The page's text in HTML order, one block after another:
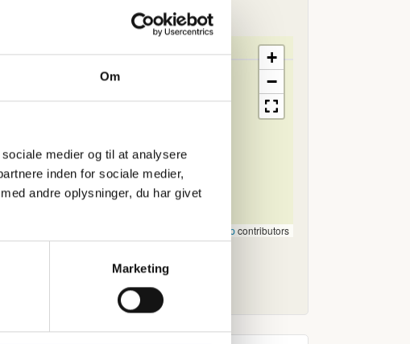
Om
medier og til at analysere
inden for sociale medier,
andre oplysninger, du har givet
Marketing
+
−
OpenStreetMapcontributors